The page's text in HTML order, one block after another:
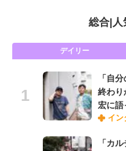
総合 人
デイリー
「自
終わり
宏に語
イン
「カ